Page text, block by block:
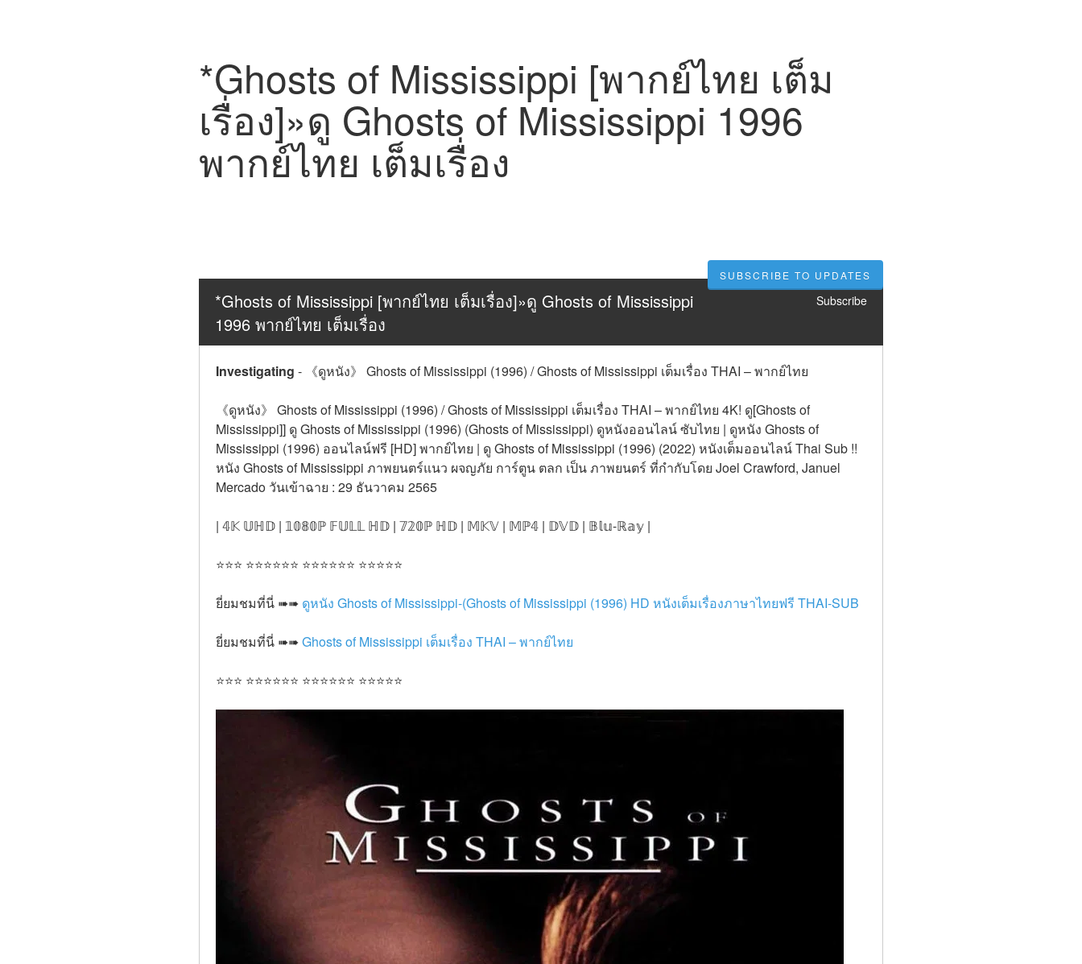
*Ghosts of Mississippi [พากย์ไทย เต็ม
เรื่อง]»ดู Ghosts of Mississippi 1996
พากย์ไทย เต็มเรื่อง
SUBSCRIBE TO UPDATES
*Ghosts of Mississippi [พากย์ไทย เต็มเรื่อง]»ดู Ghosts of Mississippi
1996 พากย์ไทย เต็มเรื่อง
Subscribe
Investigating - 《ดูหนัง》 Ghosts of Mississippi (1996) / Ghosts of Mississippi เต็มเรื่อง THAI – พากย์ไทย
《ดูหนัง》 Ghosts of Mississippi (1996) / Ghosts of Mississippi เต็มเรื่อง THAI – พากย์ไทย 4K! ดู[Ghosts of
Mississippi]] ดู Ghosts of Mississippi (1996) (Ghosts of Mississippi) ดูหนังออนไลน์ ซับไทย | ดูหนัง Ghosts of
Mississippi (1996) ออนไลน์ฟรี [HD] พากย์ไทย | ดู Ghosts of Mississippi (1996) (2022) หนังเต็มออนไลน์ Thai Sub !!
หนัง Ghosts of Mississippi ภาพยนตร์แนว ผจญภัย การ์ตูน ตลก เป็น ภาพยนตร์ ที่กำกับโดย Joel Crawford, Januel
Mercado วันเข้าฉาย : 29 ธันวาคม 2565
| 𝟜𝕂 𝕌ℍ𝔻 | 𝟙𝟘𝟠𝟘ℙ 𝔽𝕌𝕃𝕃 ℍ𝔻 | 𝟟𝟚𝟘ℙ ℍ𝔻 | 𝕄𝕂𝕍 | 𝕄ℙ𝟜 | 𝔻𝕍𝔻 | 𝔹𝕝𝕦-ℝ𝕒𝕪 |
⭐⭐⭐ ⭐⭐⭐⭐⭐⭐ ⭐⭐⭐⭐⭐⭐ ⭐⭐⭐⭐⭐
ยี่ยมชมที่นี่ ➠➠ ดูหนัง Ghosts of Mississippi-(Ghosts of Mississippi (1996) HD หนังเต็มเรื่องภาษาไทยฟรี THAI-SUB
ยี่ยมชมที่นี่ ➠➠ Ghosts of Mississippi เต็มเรื่อง THAI – พากย์ไทย
⭐⭐⭐ ⭐⭐⭐⭐⭐⭐ ⭐⭐⭐⭐⭐⭐ ⭐⭐⭐⭐⭐